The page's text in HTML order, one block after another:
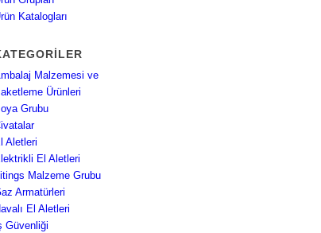
Katalogları
Malzemesi ve
Ürünleri
Grubu
Aletleri
El Aletleri
Malzeme Grubu
Armatürleri
El Aletleri
Güvenliği